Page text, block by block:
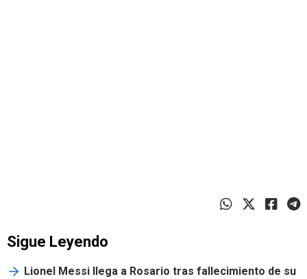
Sigue Leyendo
Lionel Messi llega a Rosario tras fallecimiento de su